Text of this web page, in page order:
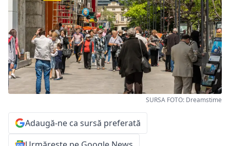
SURSA FOTO: Dreamstime
Adaugă-ne ca sursă preferată